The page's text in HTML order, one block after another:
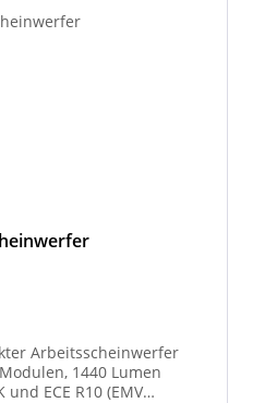
Arbeitsscheinwerfer
1440 Lumen
ECE R10 (EMV